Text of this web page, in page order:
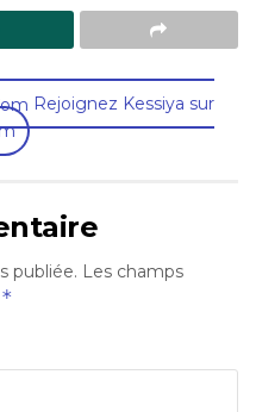
Rejoignez Kessiya sur
publiée. Les champs
*